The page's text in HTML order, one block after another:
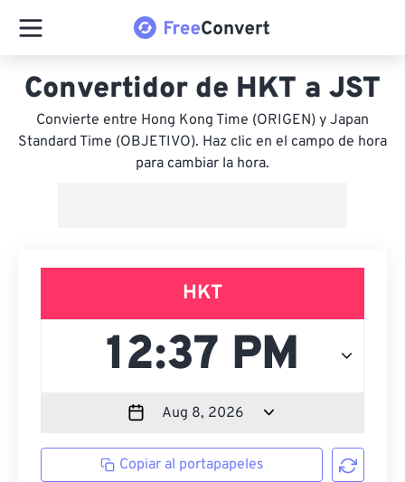
Convertidor de HKT a JST
Convierte entre Hong Kong Time (ORIGEN) y Japan
Standard Time (OBJETIVO). Haz clic en el campo de hora
para cambiar la hora.
HKT
Copiar al portapapeles